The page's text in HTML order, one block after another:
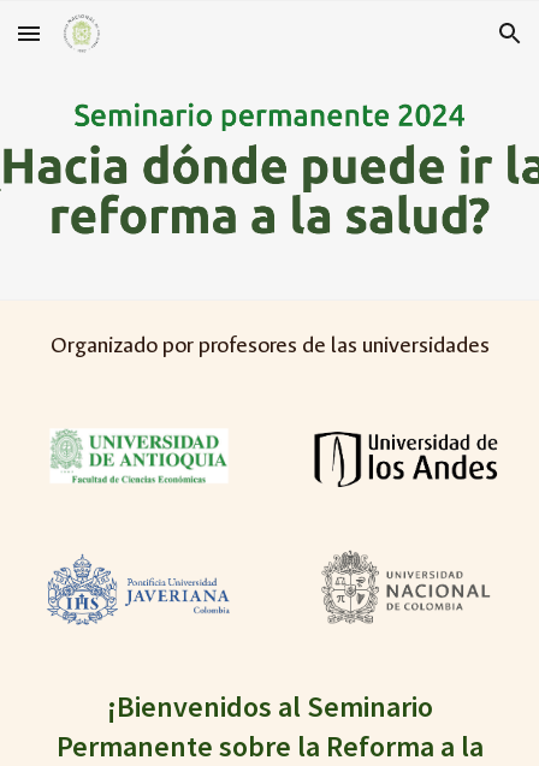
Skip to main content Skip to navigation
Organizado por profesores de las universidades
¡Bienvenidos al Seminario
Permanente sobre la Reforma a la